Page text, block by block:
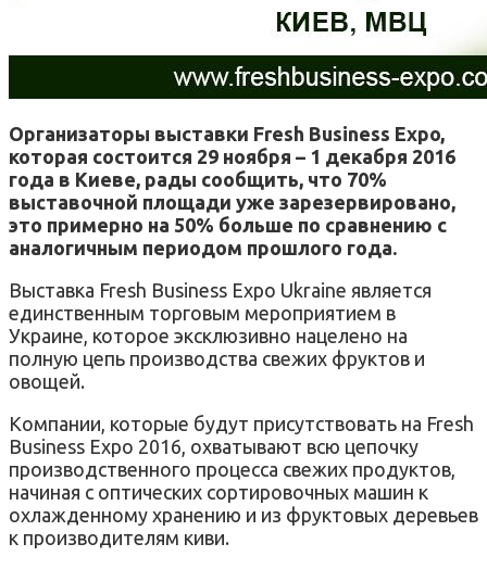
Организаторы выставки Fresh Business Expo,
которая состоится 29 ноября – 1 декабря 2016
года в Киеве, рады сообщить, что 70%
выставочной площади уже зарезервировано,
это примерно на 50% больше по сравнению с
аналогичным периодом прошлого года.
Выставка Fresh Business Expo Ukraine является
единственным торговым мероприятием в
Украине, которое эксклюзивно нацелено на
полную цепь производства свежих фруктов и
овощей.
Компании, которые будут присутствовать на Fresh
Business Expo 2016, охватывают всю цепочку
производственного процесса свежих продуктов,
начиная с оптических сортировочных машин к
охлажденному хранению и из фруктовых деревьев
к производителям киви.